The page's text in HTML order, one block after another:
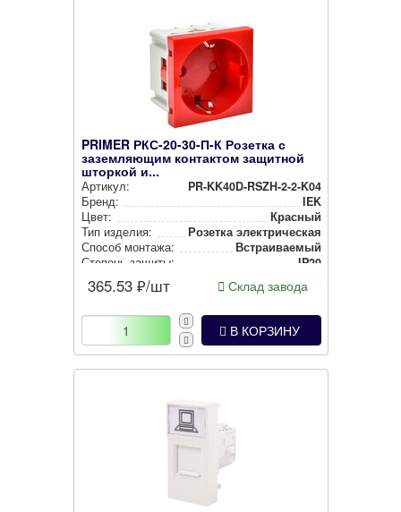
PRIMER РКС-20-30-П-К Розетка с
заземляющим контактом защитной
шторкой и...
Артикул:
PR-KK40D-RSZH-2-2-K04
Бренд:
IEK
Цвет:
Красный
Тип изделия:
Розетка элек­три­чес­кая
Способ монтажа:
Встра­ива­емый
Степень защиты:
IP20
365.53 ₽/шт Склад завода
В КОРЗИНУ